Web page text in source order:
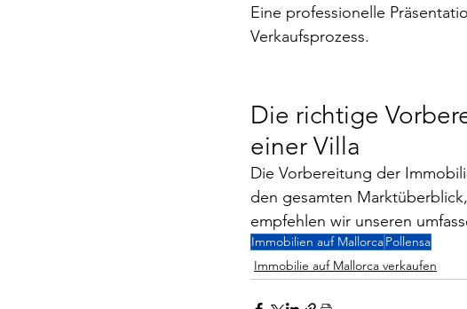
Eine professionelle
Verkaufsprozess.
Die richtige
einer Villa
Die Vorbereitung der
den gesamten
empfehlen wir unseren
Immobilien auf MallorcaPollensa
Immobilie auf Mallorca verkaufen